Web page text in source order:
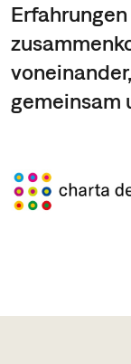
gemeinsam